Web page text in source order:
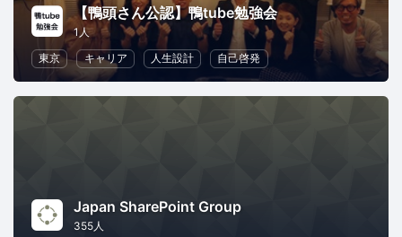
【鴨頭さん公認】鴨tube勉強会
1人
東京
キャリア 人生設計 自己啓発
Japan SharePoint Group
355人